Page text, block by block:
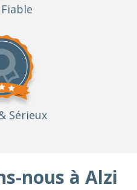
Sérieux
nous à Alzi